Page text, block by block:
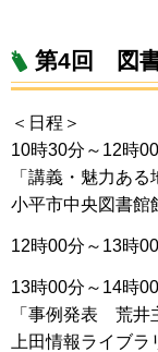
第4回 図書
＜日程＞
10時30分～12時
「講義・魅力あ
小平市中央図書
12時00分～13時
13時00分～14時
「事例発表 荒井
上田情報ライブ